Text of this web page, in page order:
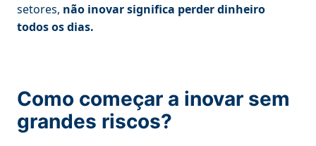
setores, não inovar significa perder dinheiro
todos os dias.
Como começar a inovar sem
grandes riscos?